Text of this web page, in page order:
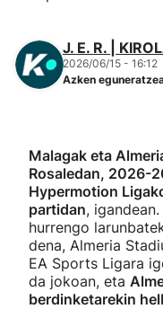
J. E. R. |
2026/06/15 - 16:12
Azken
Malagak eta
Rosaledan, 2026-
Hypermotion
partidan,
hurrengo
dena, Almeria
EA Sports Ligara
da jokoan, eta
berdinketarekin